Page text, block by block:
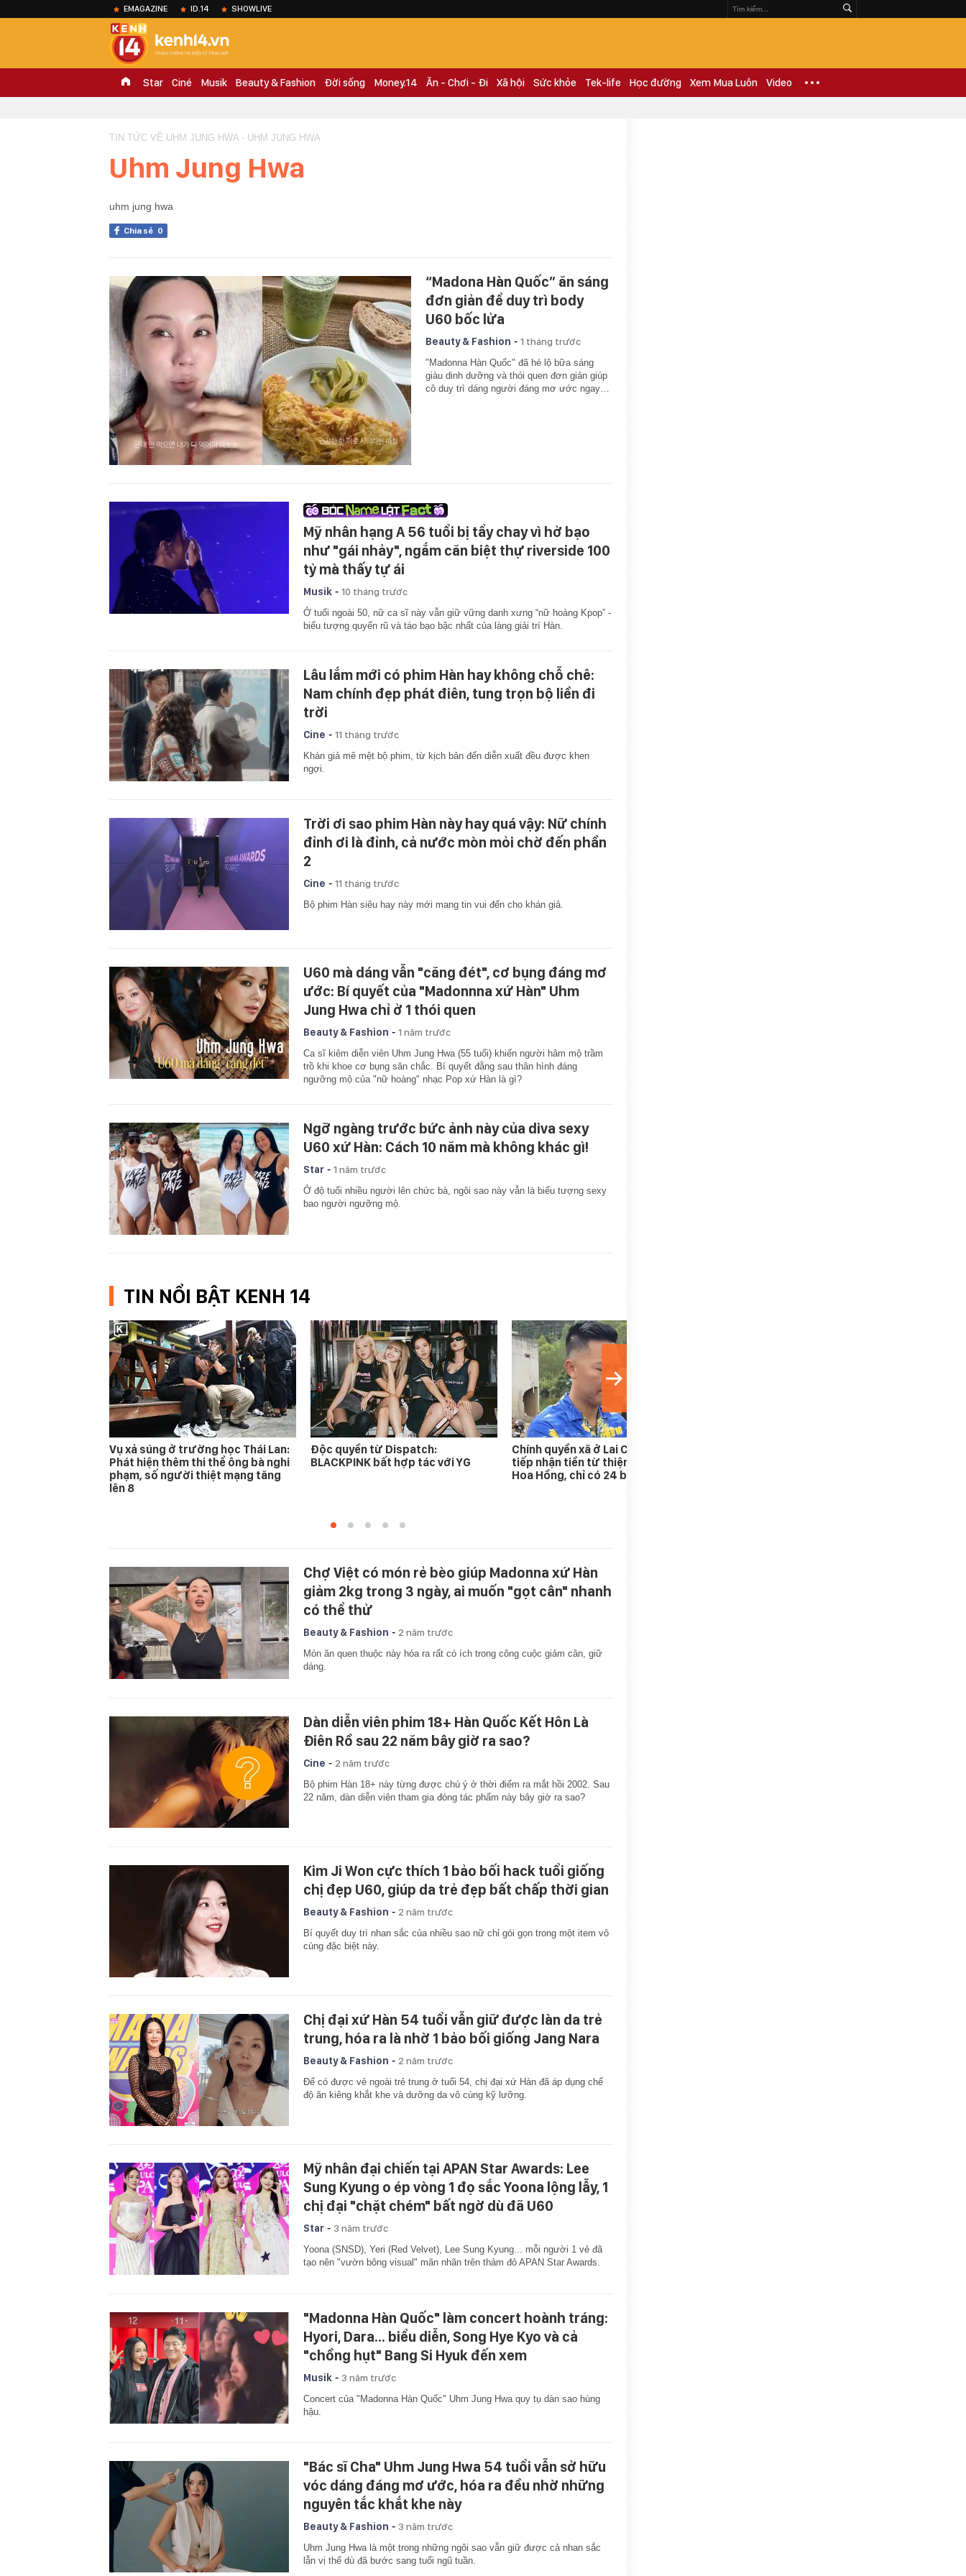
EMAGAZINE ID.14 SHOWLIVE
Star Ciné Musik Beauty & Fashion Đời sống Money.14 Ăn - Chơi - Đi Xã hội Sức khỏe Tek-life Học đường Xem Mua Luôn Video
TIN TỨC VỀ UHM JUNG HWA - UHM JUNG HWA
Uhm Jung Hwa
uhm jung hwa
Chia sẻ 0
“Madona Hàn Quốc” ăn sáng
đơn giản để duy trì body
U60 bốc lửa
Beauty & Fashion - 1 tháng trước
"Madonna Hàn Quốc" đã hé lộ bữa sáng
giàu dinh dưỡng và thói quen đơn giản giúp
cô duy trì dáng người đáng mơ ước ngay…
Mỹ nhân hạng A 56 tuổi bị tẩy chay vì hở bạo
như "gái nhảy", ngắm căn biệt thự riverside 100
tỷ mà thấy tự ái
Musik - 10 tháng trước
Ở tuổi ngoài 50, nữ ca sĩ này vẫn giữ vững danh xưng “nữ hoàng Kpop” -
biểu tượng quyến rũ và táo bạo bậc nhất của làng giải trí Hàn.
Lâu lắm mới có phim Hàn hay không chỗ chê:
Nam chính đẹp phát điên, tung trọn bộ liền đi
trời
Cine - 11 tháng trước
Khán giả mê mệt bộ phim, từ kịch bản đến diễn xuất đều được khen
ngợi.
Trời ơi sao phim Hàn này hay quá vậy: Nữ chính
đỉnh ơi là đỉnh, cả nước mòn mỏi chờ đến phần
2
Cine - 11 tháng trước
Bộ phim Hàn siêu hay này mới mang tin vui đến cho khán giả.
U60 mà dáng vẫn "căng đét", cơ bụng đáng mơ
ước: Bí quyết của "Madonnna xứ Hàn" Uhm
Jung Hwa chỉ ở 1 thói quen
Beauty & Fashion - 1 năm trước
Ca sĩ kiêm diễn viên Uhm Jung Hwa (55 tuổi) khiến người hâm mộ trầm
trồ khi khoe cơ bụng săn chắc. Bí quyết đằng sau thân hình đáng
ngưỡng mộ của "nữ hoàng" nhạc Pop xứ Hàn là gì?
Ngỡ ngàng trước bức ảnh này của diva sexy
U60 xứ Hàn: Cách 10 năm mà không khác gì!
Star - 1 năm trước
Ở độ tuổi nhiều người lên chức bà, ngôi sao này vẫn là biểu tượng sexy
bao người ngưỡng mộ.
TIN NỔI BẬT KENH 14
Vụ xả súng ở trường học Thái Lan:
Phát hiện thêm thi thể ông bà nghi
phạm, số người thiệt mạng tăng
lên 8
Độc quyền từ Dispatch:
BLACKPINK bất hợp tác với YG
Chính quyền xã ở Lai Châu không
tiếp nhận tiền từ thiện của Huấn
Hoa Hồng, chỉ có 24 bồn nước
Chợ Việt có món rẻ bèo giúp Madonna xứ Hàn
giảm 2kg trong 3 ngày, ai muốn "gọt cân" nhanh
có thể thử
Beauty & Fashion - 2 năm trước
Món ăn quen thuộc này hóa ra rất có ích trong công cuộc giảm cân, giữ
dáng.
Dàn diễn viên phim 18+ Hàn Quốc Kết Hôn Là
Điên Rồ sau 22 năm bây giờ ra sao?
Cine - 2 năm trước
Bộ phim Hàn 18+ này từng được chú ý ở thời điểm ra mắt hồi 2002. Sau
22 năm, dàn diễn viên tham gia đóng tác phẩm này bây giờ ra sao?
Kim Ji Won cực thích 1 bảo bối hack tuổi giống
chị đẹp U60, giúp da trẻ đẹp bất chấp thời gian
Beauty & Fashion - 2 năm trước
Bí quyết duy trì nhan sắc của nhiều sao nữ chỉ gói gọn trong một item vô
cùng đặc biệt này.
Chị đại xứ Hàn 54 tuổi vẫn giữ được làn da trẻ
trung, hóa ra là nhờ 1 bảo bối giống Jang Nara
Beauty & Fashion - 2 năm trước
Để có được vẻ ngoài trẻ trung ở tuổi 54, chị đại xứ Hàn đã áp dụng chế
độ ăn kiêng khắt khe và dưỡng da vô cùng kỹ lưỡng.
Mỹ nhân đại chiến tại APAN Star Awards: Lee
Sung Kyung o ép vòng 1 đọ sắc Yoona lộng lẫy, 1
chị đại "chặt chém" bất ngờ dù đã U60
Star - 3 năm trước
Yoona (SNSD), Yeri (Red Velvet), Lee Sung Kyung... mỗi người 1 vẻ đã
tạo nên "vườn bông visual" mãn nhãn trên thảm đỏ APAN Star Awards.
"Madonna Hàn Quốc" làm concert hoành tráng:
Hyori, Dara... biểu diễn, Song Hye Kyo và cả
"chồng hụt" Bang Si Hyuk đến xem
Musik - 3 năm trước
Concert của "Madonna Hàn Quốc" Uhm Jung Hwa quy tụ dàn sao hùng
hậu.
"Bác sĩ Cha" Uhm Jung Hwa 54 tuổi vẫn sở hữu
vóc dáng đáng mơ ước, hóa ra đều nhờ những
nguyên tắc khắt khe này
Beauty & Fashion - 3 năm trước
Uhm Jung Hwa là một trong những ngôi sao vẫn giữ được cả nhan sắc
lẫn vị thế dù đã bước sang tuổi ngũ tuần.